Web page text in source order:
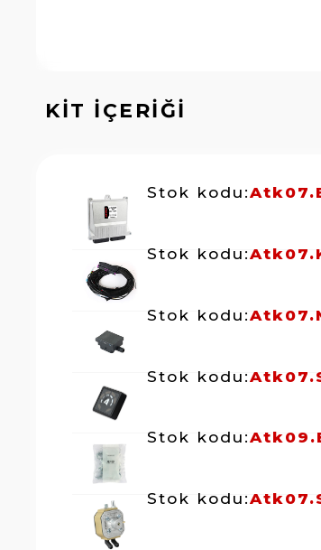
KİT İÇERİĞİ
Stok kodu:
Stok kodu:
Stok kodu:
Stok kodu:
Stok kodu:
Stok kodu: